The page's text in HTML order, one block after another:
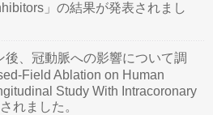
」の結果が発表されまし
、冠動脈への影響について調
Field Ablation on Human
Study With Intracoronary
れました。